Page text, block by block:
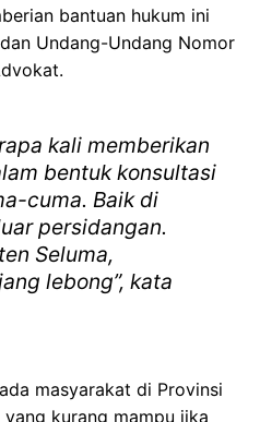
bantuan hukum ini
Undang-Undang Nomor
kali memberikan
bentuk konsultasi
cuma. Baik di
persidangan.
Seluma,
lebong”, kata
masyarakat di Provinsi
kurang mampu jika